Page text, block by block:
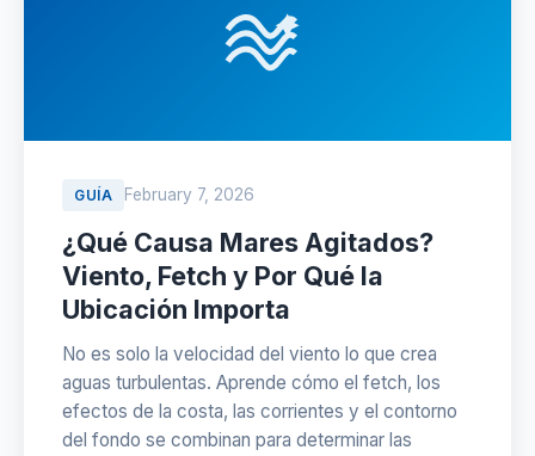
GUÍA February 7, 2026
¿Qué Causa Mares Agitados?
Viento, Fetch y Por Qué la
Ubicación Importa
No es solo la velocidad del viento lo que crea
aguas turbulentas. Aprende cómo el fetch, los
efectos de la costa, las corrientes y el contorno
del fondo se combinan para determinar las